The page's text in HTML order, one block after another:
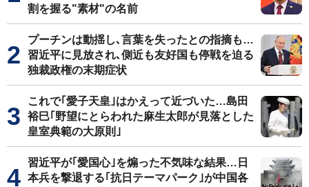
割を握る"素材"の名前
プーチンは動揺し､言葉を失ったとの指摘も…
習近平に見放され､側近も友好国も停戦を迫る
独裁政権の末期症状
これで｢愛子天皇｣はかえって近づいた…島田
裕巳｢野望にとらわれた麻生太郎が見落とした
皇室典範の大原則｣
習近平が｢愛国心｣を煽った不気味な結果…日
本兵を撃退する｢抗日テーマパーク｣が中国各